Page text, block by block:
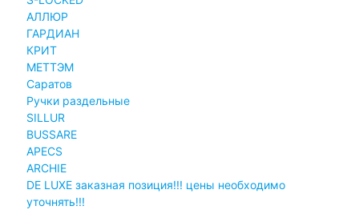
АЛЛЮР
ГАРДИАН
КРИТ
МЕТТЭМ
Саратов
Ручки раздельные
SILLUR
BUSSARE
APECS
ARCHIE
DE LUXE заказная позиция!!! цены необходимо
уточнять!!!